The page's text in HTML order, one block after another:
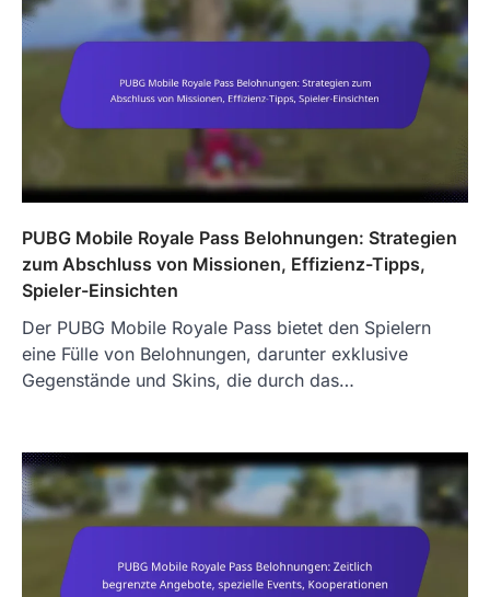
PUBG Mobile Royale Pass Belohnungen: Strategien
zum Abschluss von Missionen, Effizienz-Tipps,
Spieler-Einsichten
Der PUBG Mobile Royale Pass bietet den Spielern
eine Fülle von Belohnungen, darunter exklusive
Gegenstände und Skins, die durch das…